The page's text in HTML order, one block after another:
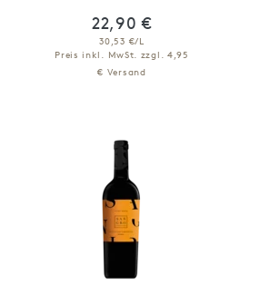
22,90 €
30,53 €/L
Preis inkl. MwSt. zzgl. 4,95
€ Versand